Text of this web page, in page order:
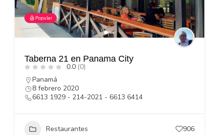
Popular
Taberna 21 en Panama City
0.0 (0)
Panamá
8 febrero 2020
6613 1929 - 214-2021 - 6613 6414
Restaurantes 906